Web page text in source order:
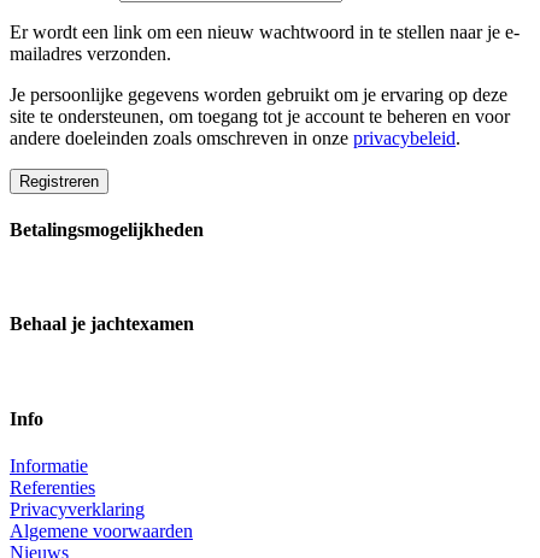
Er wordt een link om een nieuw wachtwoord in te stellen naar je e-
mailadres verzonden.
Je persoonlijke gegevens worden gebruikt om je ervaring op deze
site te ondersteunen, om toegang tot je account te beheren en voor
andere doeleinden zoals omschreven in onze privacybeleid.
Registreren
Betalingsmogelijkheden
Behaal je jachtexamen
Info
Informatie
Referenties
Privacyverklaring
Algemene voorwaarden
Nieuws